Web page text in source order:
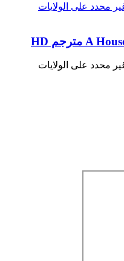
محدد على الولايات
محدد على الولايات